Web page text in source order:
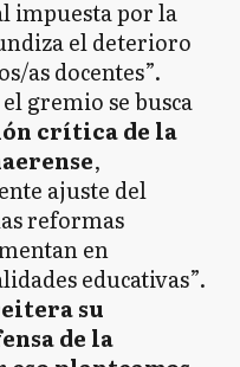
impuesta por la
el deterioro
as docentes”.
gremio se busca
crítica de la
,
ajuste del
reformas
en
educativas”.
su
de la